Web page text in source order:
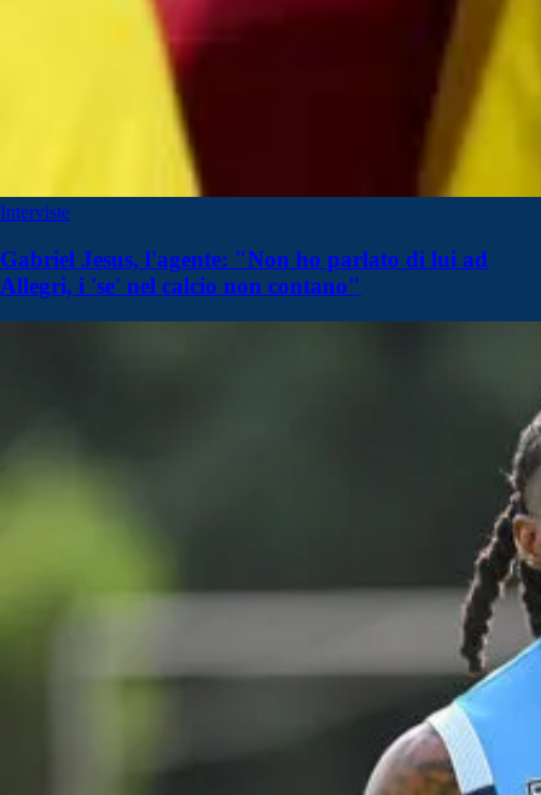
Interviste
Gabriel Jesus, l'agente: "Non ho parlato di lui ad
Allegri, i 'se' nel calcio non contano"